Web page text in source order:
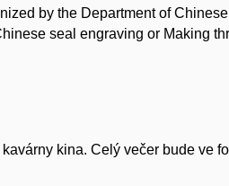
by the Department of
seal engraving or Making
kina. Celý večer bude ve